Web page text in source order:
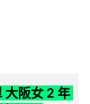
大阪女 2 年